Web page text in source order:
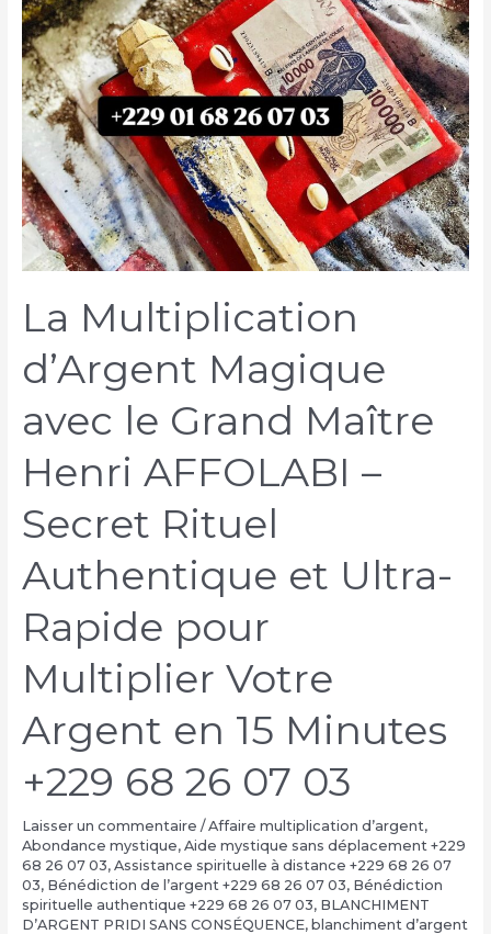
La Multiplication
d’Argent Magique
avec le Grand Maître
Henri AFFOLABI –
Secret Rituel
Authentique et Ultra-
Rapide pour
Multiplier Votre
Argent en 15 Minutes
+229 68 26 07 03
Laisser un commentaire /Affaire multiplication d’argent,
Abondance mystique, Aide mystique sans déplacement +229
68 26 07 03, Assistance spirituelle à distance +229 68 26 07
03, Bénédiction de l’argent +229 68 26 07 03, Bénédiction
spirituelle authentique +229 68 26 07 03, BLANCHIMENT
D’ARGENT PRIDI SANS CONSÉQUENCE, blanchiment d’argent